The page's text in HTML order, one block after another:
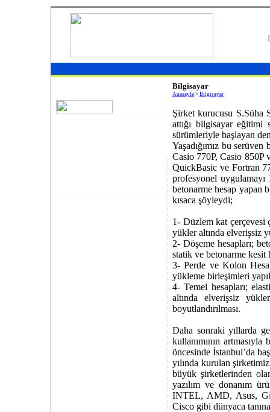
Bilgisayar
Anasayfa > Bilgisayar
Şirket kurucusu S.Süha
attığı bilgisayar
sürümleriyle başlayan
Yaşadığımız bu
Casio 770P, Casio 850P
QuickBasic ve Fortran
profesyonel uygulamayı
betonarme hesap yapan
kısaca şöyleydi;
1- Düzlem kat çerçevesi
yükler altında elverişsiz
2- Döşeme hesapları;
statik ve betonarme kesit
3- Perde ve Kolon
yükleme birleşimleri
4- Temel hesapları;
altında elverişsiz
boyutlandırılması.
Daha sonraki yıllarda
kullanımının
öncesinde İstanbul’da
yılında kurulan
büyük şirketlerinden
yazılım ve donanım
INTEL, AMD, Asus,
Cisco gibi dünyaca